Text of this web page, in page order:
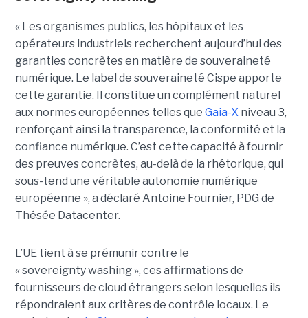
« Les organismes publics, les hôpitaux et les
opérateurs industriels recherchent aujourd’hui des
garanties concrètes en matière de souveraineté
numérique. Le label de souveraineté Cispe apporte
cette garantie. Il constitue un complément naturel
aux normes européennes telles que Gaia-Xniveau 3,
renforçant ainsi la transparence, la conformité et la
confiance numérique. C’est cette capacité à fournir
des preuves concrètes, au-delà de la rhétorique, qui
sous-tend une véritable autonomie numérique
européenne », a déclaré Antoine Fournier, PDG de
Thésée Datacenter.
L’UE tient à se prémunir contre le
« sovereignty washing », ces affirmations de
fournisseurs de cloud étrangers selon lesquelles ils
répondraient aux critères de contrôle locaux. Le